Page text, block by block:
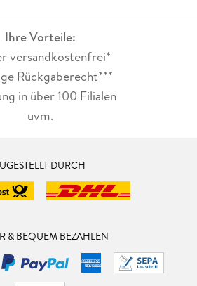
Ihre Vorteile:
versandkostenfrei*
Rückgaberecht***
in über 100 Filialen
uvm.
DURCH
& BEQUEM BEZAHLEN